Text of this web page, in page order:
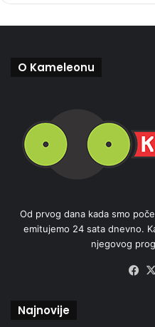
O Kameleonu
Od prvog dana kada smo
emitujemo 24 sata dnevno.
njegovog
Najnovije